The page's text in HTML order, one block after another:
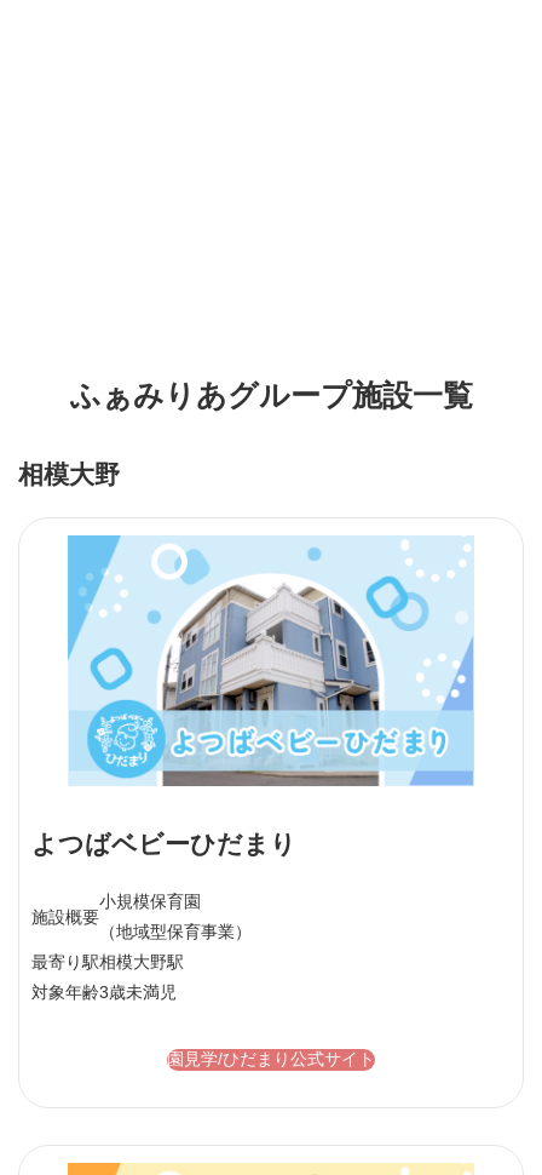
ふぁみりあグループ施設一覧
相模大野
よつばベビーひだまり
施設概要
小規模保育園
（地域型保育事業）
最寄り駅相模大野駅
対象年齢3歳未満児
園見学/ひだまり公式サイト